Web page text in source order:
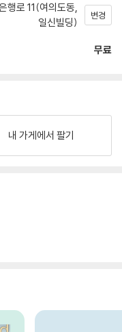
행로 11(여의도동,
일신빌딩)
변경
무료
내 가게에서 팔기